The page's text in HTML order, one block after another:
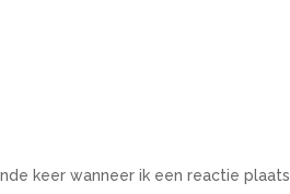
keer wanneer ik een reactie plaats.